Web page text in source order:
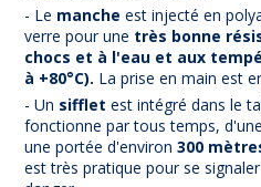
- Le manche est injecté en
verre pour une très bonne
chocs et à l'eau et aux
à +80°C). La prise en main est
- Un sifflet estintégré dans le
fonctionne par tous temps,
une portée d'environ300
est très pratique pour se